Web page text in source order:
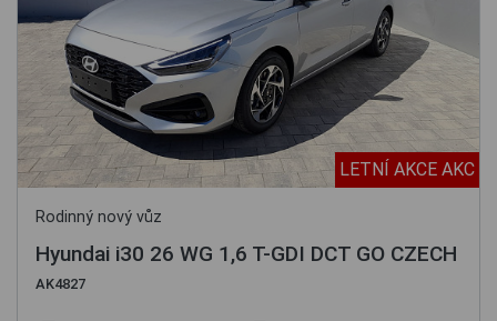
LETNÍ AKCE AKC
Rodinný nový vůz
Hyundai i30 26 WG 1,6 T-GDI DCT GO CZECH
AK4827